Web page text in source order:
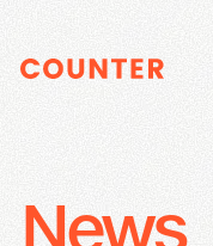
サイトTOP